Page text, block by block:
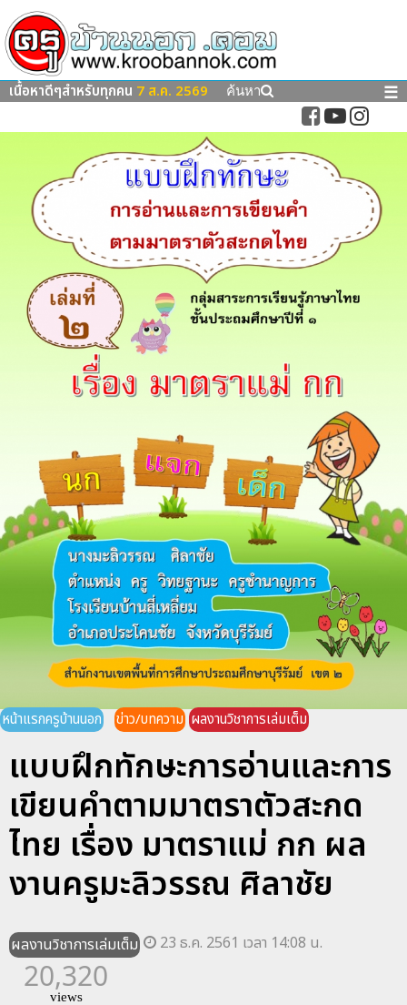
เนื้อหาดีๆสำหรับทุกคน 7 ส.ค. 2569 ค้นหา ☰
หน้าแรกครูบ้านนอก ข่าว/บทความ ผลงานวิชาการเล่มเต็ม
แบบฝึกทักษะการอ่านและการ
เขียนคำตามมาตราตัวสะกด
ไทย เรื่อง มาตราแม่ กก ผล
งานครูมะลิวรรณ ศิลาชัย
ผลงานวิชาการเล่มเต็ม 23 ธ.ค. 2561 เวลา 14:08 น.
20,320
views